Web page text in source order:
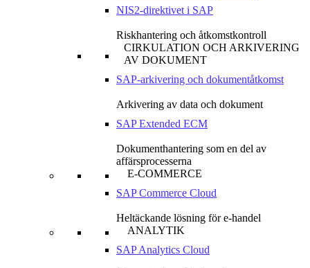
NIS2-direktivet i SAP
Riskhantering och åtkomstkontroll
CIRKULATION OCH ARKIVERING
AV DOKUMENT
SAP-arkivering och dokumentåtkomst
Arkivering av data och dokument
SAP Extended ECM
Dokumenthantering som en del av
affärsprocesserna
E-COMMERCE
SAP Commerce Cloud
Heltäckande lösning för e-handel
ANALYTIK
SAP Analytics Cloud